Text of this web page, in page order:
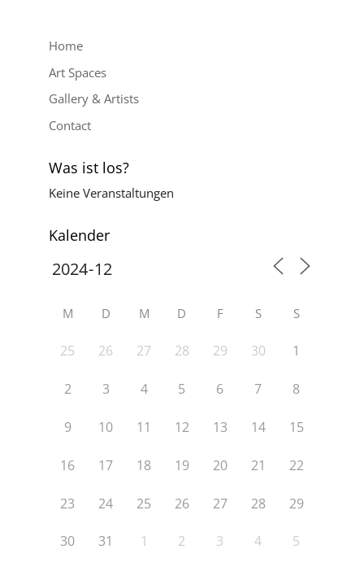
Home
Art Spaces
Gallery & Artists
Contact
Was ist los?
Keine Veranstaltungen
Kalender
M D M D F S S
25 26 27 28 29 30 1
2 3 4 5 6 7 8
9 10 11 12 13 14 15
16 17 18 19 20 21 22
23 24 25 26 27 28 29
30 31 1 2 3 4 5